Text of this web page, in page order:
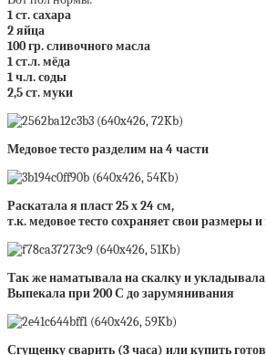
1 ст. сахара
2 яйца
100 гр. сливочного масла
1 ст.л. мёда
1 ч.л. соды
2,5 ст. муки
Медовое тесто разделим на 4 части
Раскатала я пласт 25 х 24 см,
т.к. медовое тестосохраняет свои размеры
Так же наматывала на скалку и
Выпекала при 200 С до зарумянивания
Сгущенку сварить (3 часа) или купить